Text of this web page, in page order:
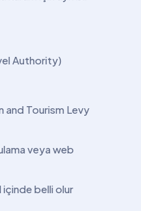
Authority)
and Tourism Levy
veya web
içinde belli olur